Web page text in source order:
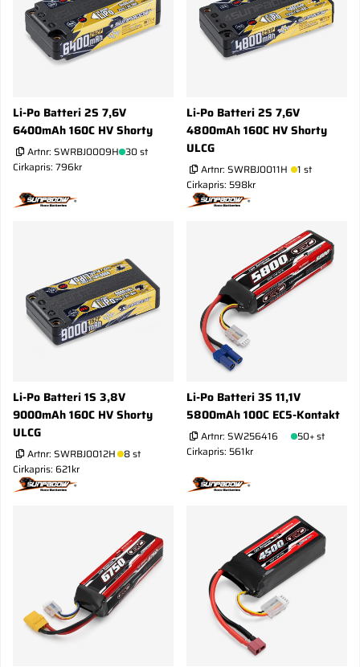
Li-Po Batteri 2S 7,6V
6400mAh 160C HV Shorty
Artnr: SWRBJ0009H 30 st
Cirkapris: 796kr
Li-Po Batteri 2S 7,6V
4800mAh 160C HV Shorty
ULCG
Artnr: SWRBJ0011H
1 st
Cirkapris: 598kr
Li-Po Batteri 1S 3,8V
9000mAh 160C HV Shorty
ULCG
Artnr: SWRBJ0012H
8 st
Cirkapris: 621kr
Li-Po Batteri 3S 11,1V
5800mAh 100C EC5-Kontakt
Artnr: SW256416
50+ st
Cirkapris: 561kr